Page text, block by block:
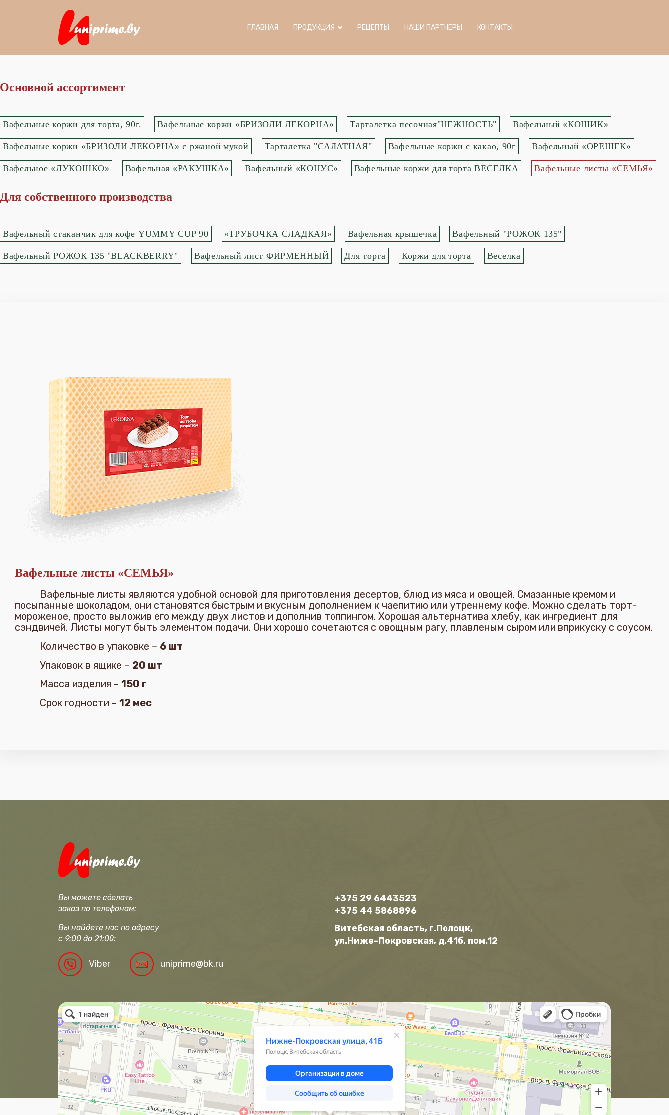
ГЛАВНАЯ ПРОДУКЦИЯ РЕЦЕПТЫ НАШИ ПАРТНЕРЫ КОНТАКТЫ
Основной ассортимент
Вафельные коржи для торта, 90г. Вафельные коржи «БРИЗОЛИ ЛЕКОРНА» Тарталетка песочная"НЕЖНОСТЬ" Вафельный «КОШИК»
Вафельные коржи «БРИЗОЛИ ЛЕКОРНА» с ржаной мукой Тарталетка "САЛАТНАЯ" Вафельные коржи с какао, 90г Вафельный «ОРЕШЕК»
Вафельное «ЛУКОШКО» Вафельная «РАКУШКА» Вафельный «КОНУС» Вафельные коржи для торта ВЕСЕЛКА Вафельные листы «СЕМЬЯ»
Для собственного производства
Вафельный стаканчик для кофе YUMMY CUP 90 «ТРУБОЧКА СЛАДКАЯ» Вафельная крышечка Вафельный "РОЖОК 135"
Вафельный РОЖОК 135 "BLACKBERRY" Вафельный лист ФИРМЕННЫЙ Для торта Коржи для торта Веселка
Вафельные листы «СЕМЬЯ»
Вафельные листы являются удобной основой для приготовления десертов, блюд из мяса и овощей. Смазанные кремом и
посыпанные шоколадом, они становятся быстрым и вкусным дополнением к чаепитию или утреннему кофе. Можно сделать торт-
мороженое, просто выложив его между двух листов и дополнив топпингом. Хорошая альтернатива хлебу, как ингредиент для
сэндвичей. Листы могут быть элементом подачи. Они хорошо сочетаются с овощным рагу, плавленым сыром или вприкуску с соусом.
Количество в упаковке – 6 шт
Упаковок в ящике – 20 шт
Масса изделия – 150 г
Срок годности – 12 мес
Вы можете сделать
заказ по телефонам:
+375 29 6443523
+375 44 5868896
Вы найдете нас по адресу
с 9:00 до 21:00:
Витебская область, г.Полоцк,
ул.Ниже-Покровская, д.41б, пом.12
Viber uniprime@bk.ru
Полоцк
Нижне-Покровская улица, 41Б на карте undefined — Яндекс.Карты